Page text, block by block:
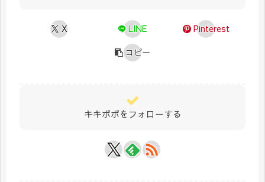
X LINE
Pinterest
コピー
キキポポをフォローする